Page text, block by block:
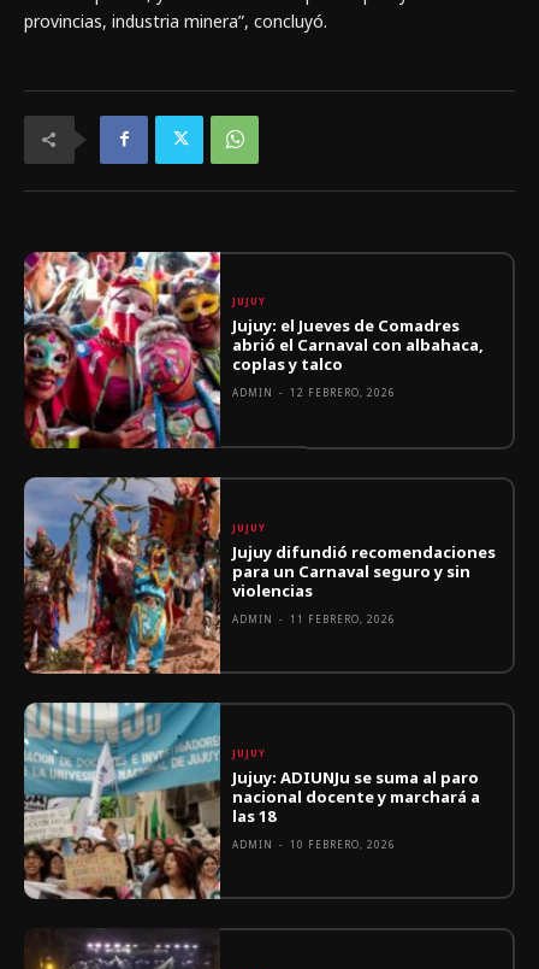
provincias, industria minera”, concluyó.
JUJUY
Jujuy: el Jueves de Comadres
abrió el Carnaval con albahaca,
coplas y talco
ADMIN - 12 FEBRERO, 2026
JUJUY
Jujuy difundió recomendaciones
para un Carnaval seguro y sin
violencias
ADMIN - 11 FEBRERO, 2026
JUJUY
Jujuy: ADIUNJu se suma al paro
nacional docente y marchará a
las 18
ADMIN - 10 FEBRERO, 2026